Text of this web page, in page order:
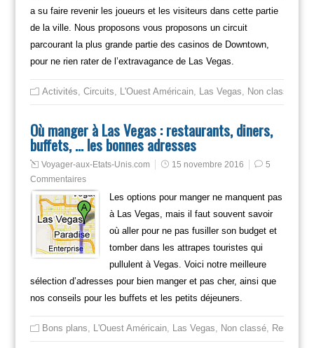
a su faire revenir les joueurs et les visiteurs dans cette partie
de la ville. Nous proposons vous proposons un circuit
parcourant la plus grande partie des casinos de Downtown,
pour ne rien rater de l’extravagance de Las Vegas.
Activités Circuits L'Ouest Américain, Las Vegas Non classé
Où manger à Las Vegas : restaurants, diners,
buffets, … les bonnes adresses
Voyager-aux-Etats-Unis.com 15 novembre 2016
5
Commentaires
Les options pour manger ne manquent pas
à Las Vegas, mais il faut souvent savoir
où aller pour ne pas fusiller son budget et
tomber dans les attrapes touristes qui
pullulent à Vegas. Voici notre meilleure
sélection d’adresses pour bien manger et pas cher, ainsi que
nos conseils pour les buffets et les petits déjeuners.
Bons plans L'Ouest Américain, Las Vegas Non classé,